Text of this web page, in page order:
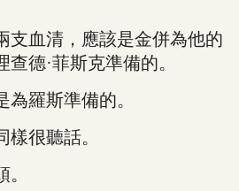
血清，應該是金併為他的
德·菲斯克準備的。
羅斯準備的。
很聽話。